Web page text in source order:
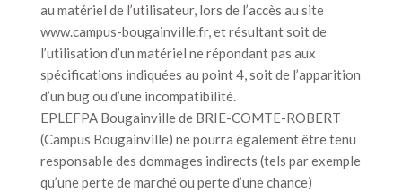
au matériel de l’utilisateur, lors de l’accès au site
www.campus-bougainville.fr, et résultant soit de
l’utilisation d’un matériel ne répondant pas aux
spécifications indiquées au point 4, soit de l’apparition
d’un bug ou d’une incompatibilité.
EPLEFPA Bougainville de BRIE-COMTE-ROBERT
(Campus Bougainville) ne pourra également être tenu
responsable des dommages indirects (tels par exemple
qu’une perte de marché ou perte d’une chance)